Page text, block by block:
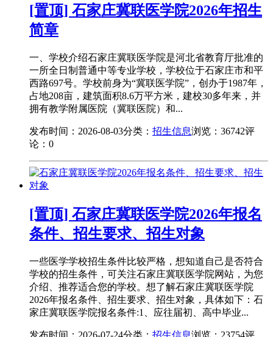
[置顶] 石家庄冀联医学院2026年招生
简章
一、学校介绍石家庄冀联医学院是河北省教育厅批准的
一所全日制普通中等专业学校，学校位于石家庄市和平
西路697号。学校前身为“冀联医学院”，创办于1987年，
占地208亩，建筑面积8.6万平方米，建校30多年来，并
拥有教学附属医院（冀联医院）和...
发布时间：2026-08-03分类： 招生信息浏览：36742评
论：0
[置顶] 石家庄冀联医学院2026年报名
条件、招生要求、招生对象
一些医学学校招生条件比较严格，想知道自己是否符合
学校的招生条件，可关注石家庄冀联医学院网站，为您
介绍、推荐适合您的学校。想了解石家庄冀联医学院
2026年报名条件、招生要求、招生对象，具体如下：石
家庄冀联医学院报名条件:1、应往届初、高中毕业...
发布时间：2026-07-24分类： 招生信息浏览：23754评